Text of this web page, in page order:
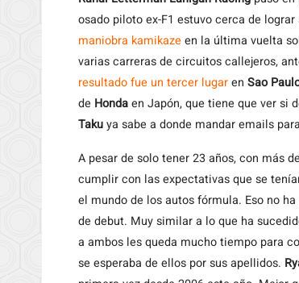
osado piloto ex-F1 estuvo cerca de
maniobra kamikaze en la última vuelta
varias carreras de circuitos callejeros,
resultado fue un tercer lugaren Sao
de Hondaen Japón, que tiene que ver si
Takuya sabe a donde mandar emails
A pesar de solo tener 23 años, con más
cumplir con las expectativas que se
el mundo de los autos fórmula. Eso no
de debut. Muy similar a lo que ha
a ambos les queda mucho tiempo para
se esperaba de ellos por sus apellidos.